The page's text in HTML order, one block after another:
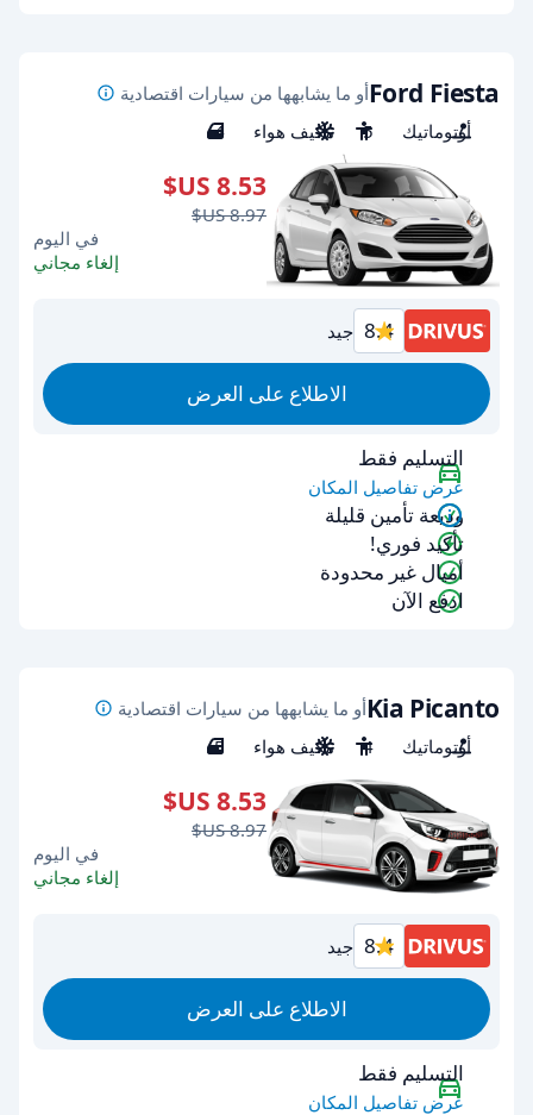
Ford Fiestaأو ما يشابهها من سيارات اقتصادية
أوتوماتيك
5 مكيف هواء 4
في اليوم
إلغاء مجاني
8.4 جيد
الاطلاع على العرض
التسليم فقط
عرض تفاصيل المكان
وديعة تأمين قليلة
تأكيد فوري!
أميال غير محدودة
ادفع الآن
Kia Picantoأو ما يشابهها من سيارات اقتصادية
أوتوماتيك
4 مكيف هواء 5
في اليوم
إلغاء مجاني
8.4 جيد
الاطلاع على العرض
التسليم فقط
عرض تفاصيل المكان